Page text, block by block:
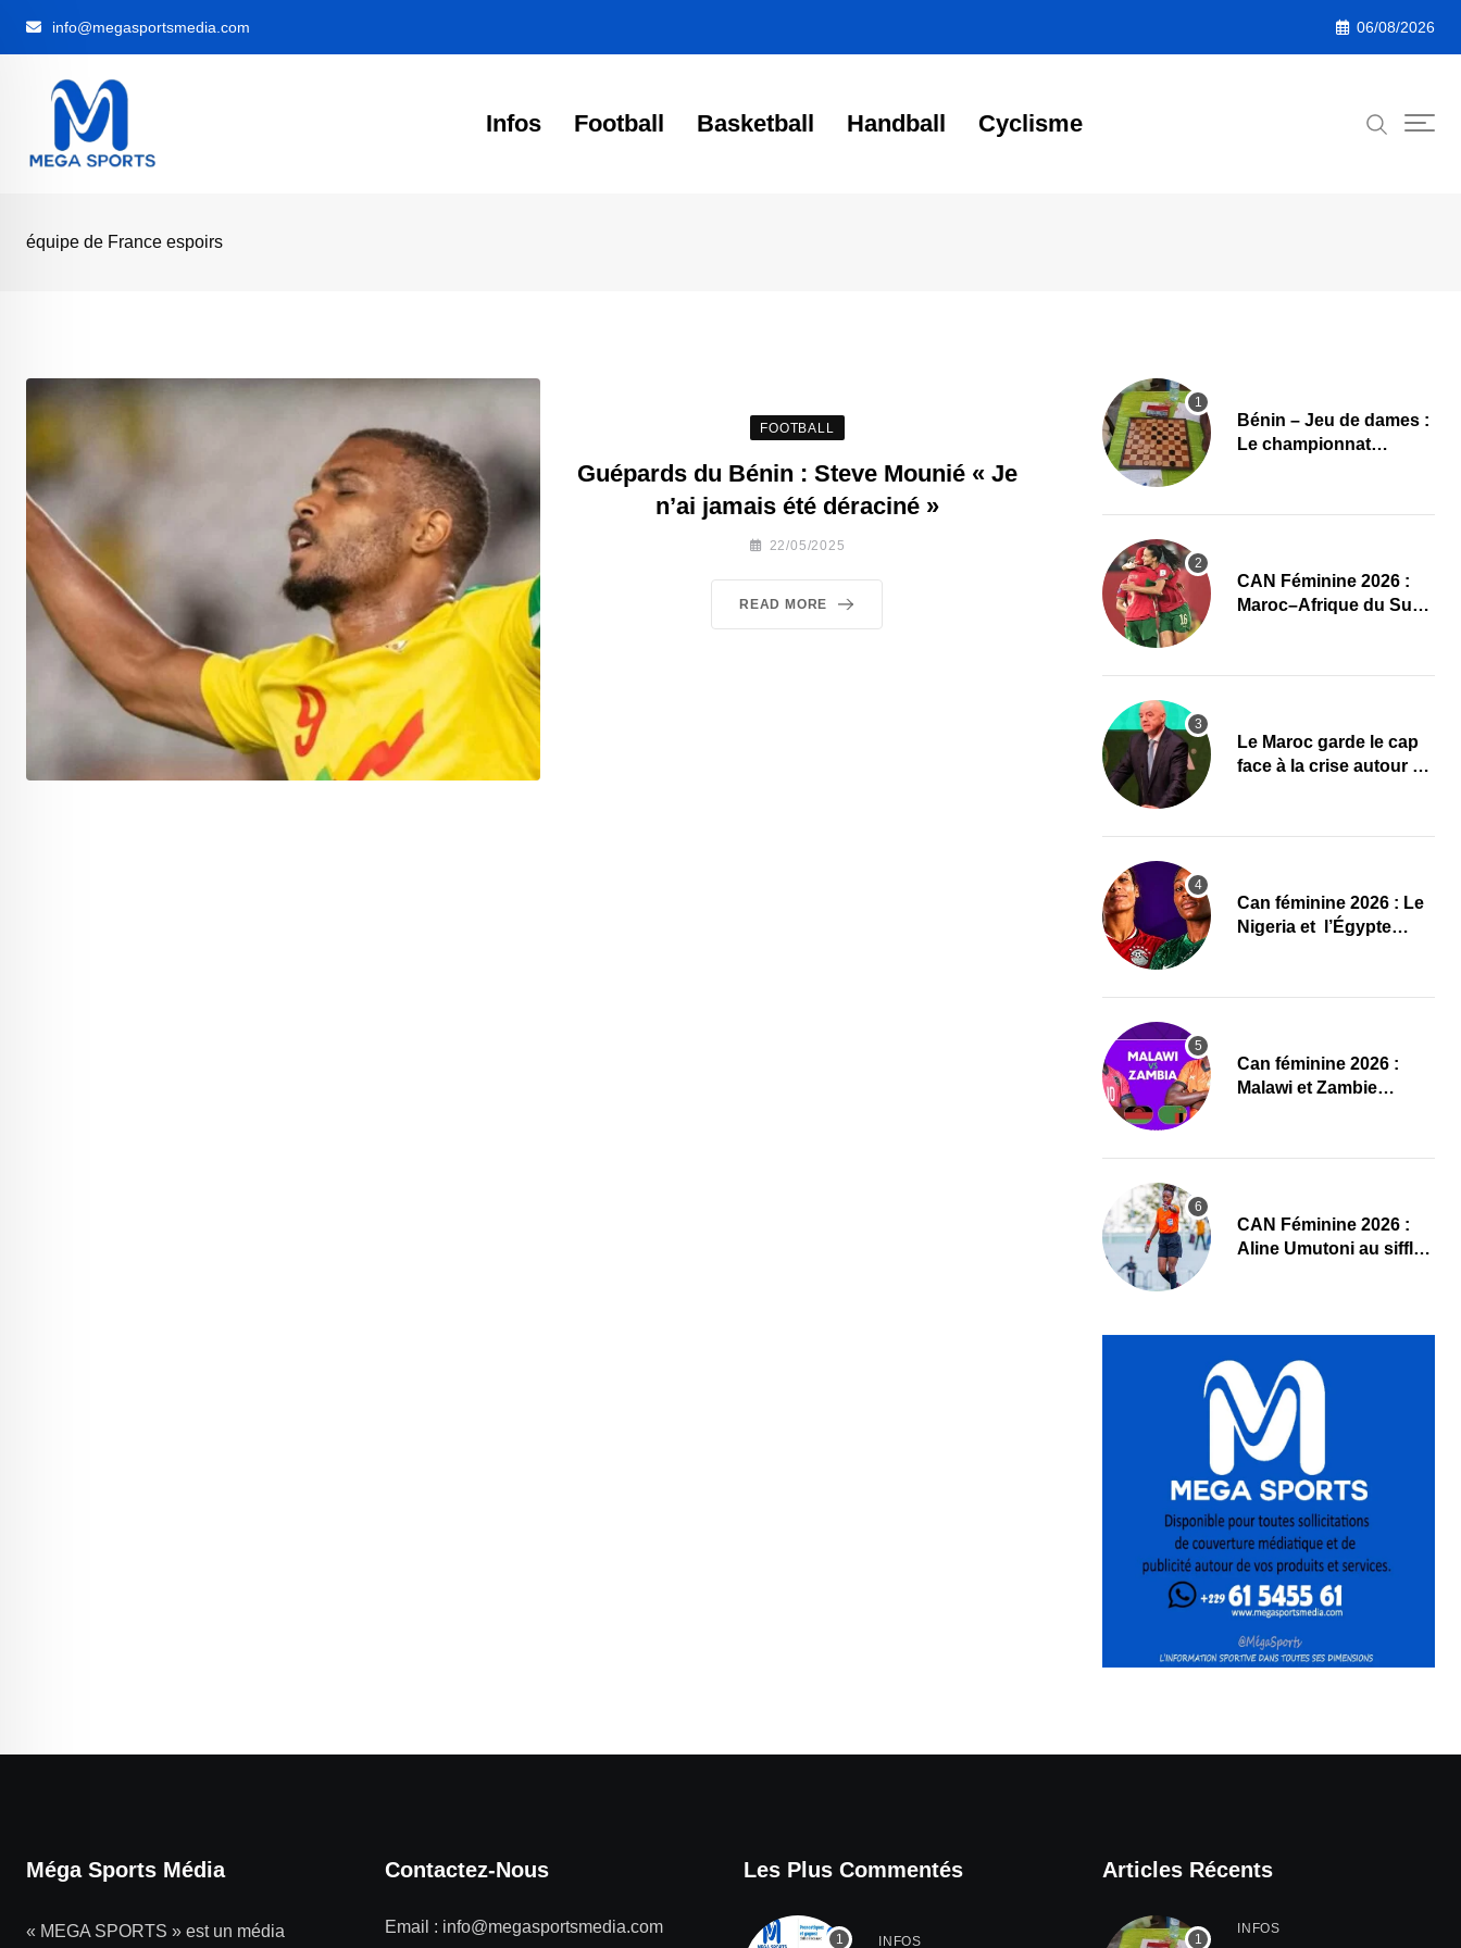
info@megasportsmedia.com 06/08/2026
Infos Football Basketball Handball Cyclisme
équipe de France espoirs
FOOTBALL
Guépards du Bénin : Steve Mounié « Je
n’ai jamais été déraciné »
22/05/2025
READ MORE
Bénin – Jeu de dames :
Le championnat
conquête du sacre
CAN Féminine 2026 :
Maroc–Afrique du Sud,
Le Maroc garde le cap
face à la crise autour de
‎Can féminine 2026 : Le
Nigeria et l’Égypte
‎Can féminine 2026 :
Malawi et Zambie
‎CAN Féminine 2026 :
Aline Umutoni au sifflet
Méga Sports Média
« MEGA SPORTS » est un média
Contactez-Nous
Email : info@megasportsmedia.com
Les Plus Commentés
INFOS
Articles Récents
INFOS